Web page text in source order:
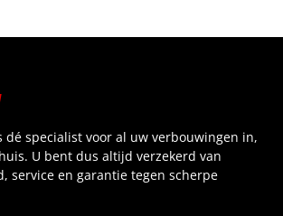
dé specialist voor al uw verbouwingen in,
U bent dus altijd verzekerd van
service en garantie tegen scherpe